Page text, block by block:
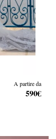
A partire da
590€